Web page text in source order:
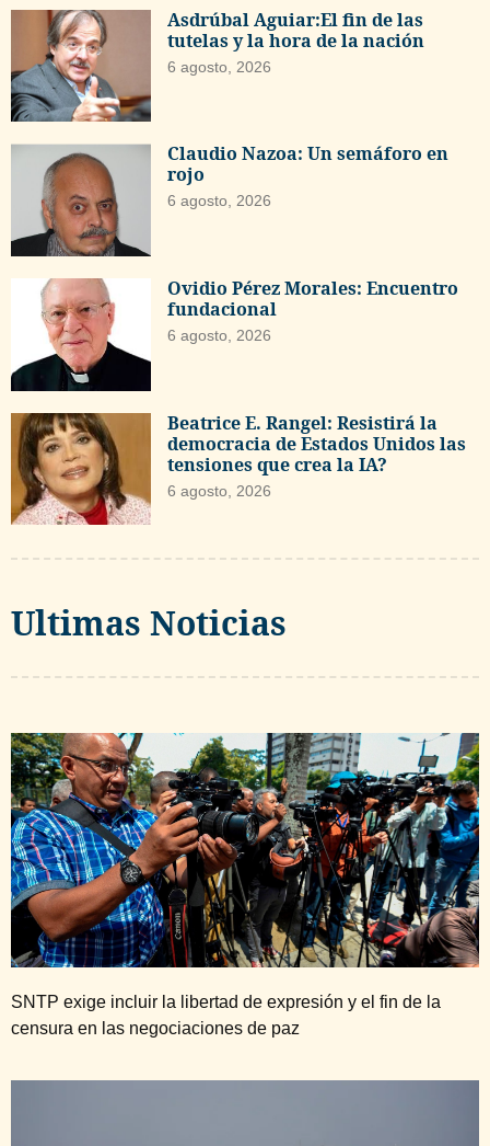
Asdrúbal Aguiar:El fin de las
tutelas y la hora de la nación
6 agosto, 2026
Claudio Nazoa: Un semáforo en
rojo
6 agosto, 2026
Ovidio Pérez Morales: Encuentro
fundacional
6 agosto, 2026
Beatrice E. Rangel: Resistirá la
democracia de Estados Unidos las
tensiones que crea la IA?
6 agosto, 2026
Ultimas Noticias
SNTP exige incluir la libertad de expresión y el fin de la
censura en las negociaciones de paz